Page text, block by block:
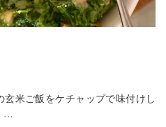
米ご飯をケチャップで味付けし
…